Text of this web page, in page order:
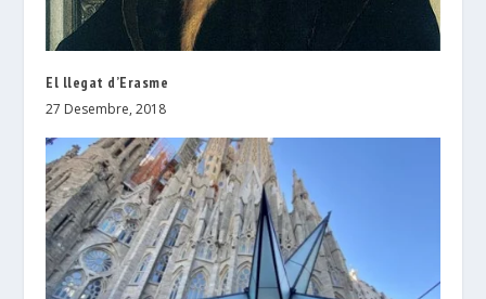
El llegat d’Erasme
27 Desembre, 2018